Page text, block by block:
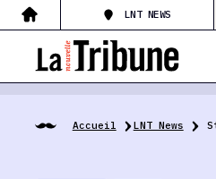
LNT NEWS
Accueil LNT News